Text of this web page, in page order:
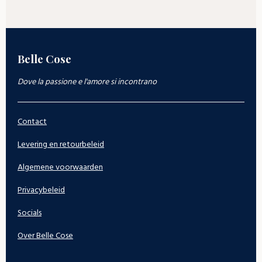
Belle Cose
Dove la passione e l'amore si incontrano
Contact
Levering en retourbeleid
Algemene voorwaarden
Privacybeleid
Socials
Over Belle Cose